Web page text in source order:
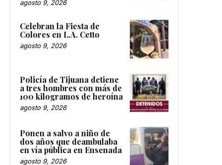
agosto 9, 2026
Celebran la Fiesta de
Colores en L.A. Cetto
agosto 9, 2026
Policía de Tijuana detiene
a tres hombres con más de
100 kilogramos de heroína
agosto 9, 2026
Ponen a salvo a niño de
dos años que deambulaba
en vía pública en Ensenada
agosto 9, 2026